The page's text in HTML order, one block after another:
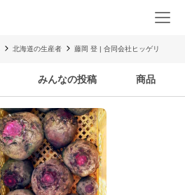
北海道の生産者 藤岡 登 | 合同会社ヒッゲリ
みんなの投稿 商品